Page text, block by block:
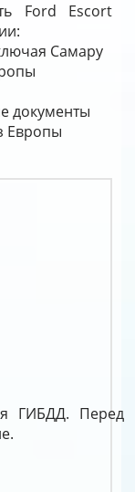
Ford Escort
Самару
документы
Европы
ГИБДД. Перед